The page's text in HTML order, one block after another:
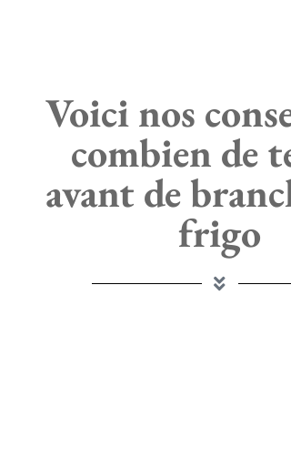
Voici nos
combien de
avant de
frigo